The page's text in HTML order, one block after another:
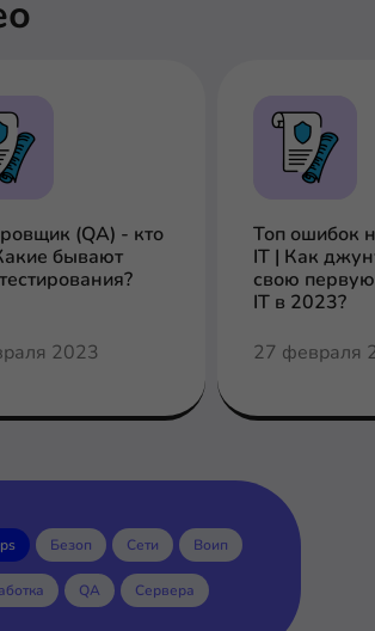
(QA) - кто
бывают
2023
Топ ошибок
IT | Как
свою
IT в 2023?
27 февраля
Безоп Сети Воип
QA Сервера